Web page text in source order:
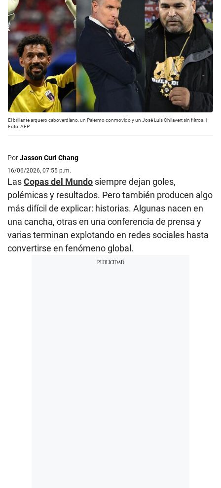
El brillante arquero caboverdiano, un Palermo conmovido y un José Luis Chilavert sin filtros. |
Foto: AFP
PorJasson Curi Chang
16/06/2026, 07:55 p.m.
LasCopas del Mundo siempre dejan goles,
polémicas y resultados. Pero también producen algo
más difícil de explicar: historias. Algunas nacen en
una cancha, otras en una conferencia de prensa y
varias terminan explotando en redes sociales hasta
convertirse en fenómeno global.